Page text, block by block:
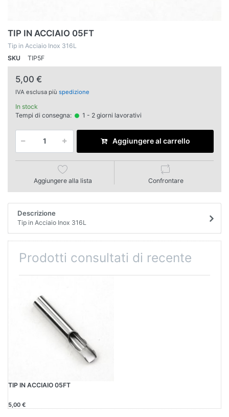
TIP IN ACCIAIO 05FT
Tip in Acciaio Inox 316L
SKU
TIP5F
5,00 €
IVA esclusa più spedizione
In stock
Tempi di consegna:
1 - 2 giorni lavorativi
Aggiungere al carrello
Aggiungere alla lista Confrontare
Descrizione
Tip in Acciaio Inox 316L
Prodotti consultati di recente
TIP IN ACCIAIO 05FT
5,00 €